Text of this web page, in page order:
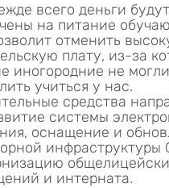
всего деньги будут
на питание
отменить
плату, из-за
иногородние не
учиться у нас.
средства
системы
оснащение и
инфраструктуры
и интерната.